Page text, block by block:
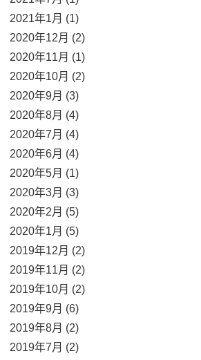
2021年1月 (1)
2020年12月 (2)
2020年11月 (1)
2020年10月 (2)
2020年9月 (3)
2020年8月 (4)
2020年7月 (4)
2020年6月 (4)
2020年5月 (1)
2020年3月 (3)
2020年2月 (5)
2020年1月 (5)
2019年12月 (2)
2019年11月 (2)
2019年10月 (2)
2019年9月 (6)
2019年8月 (2)
2019年7月 (2)